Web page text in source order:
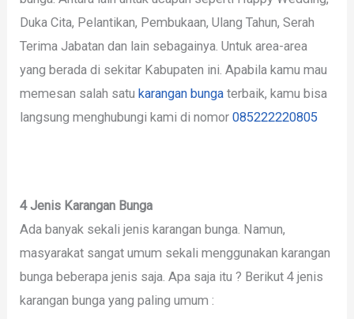
Duka Cita, Pelantikan, Pembukaan, Ulang Tahun, Serah
Terima Jabatan dan lain sebagainya. Untuk area-area
yang berada di sekitar Kabupaten ini. Apabila kamu mau
memesan salah satu karangan bunga terbaik, kamu bisa
langsung menghubungi kami di nomor085222220805
4 Jenis Karangan Bunga
Ada banyak sekali jenis karangan bunga. Namun,
masyarakat sangat umum sekali menggunakan karangan
bunga beberapa jenis saja. Apa saja itu ? Berikut 4 jenis
karangan bunga yang paling umum :